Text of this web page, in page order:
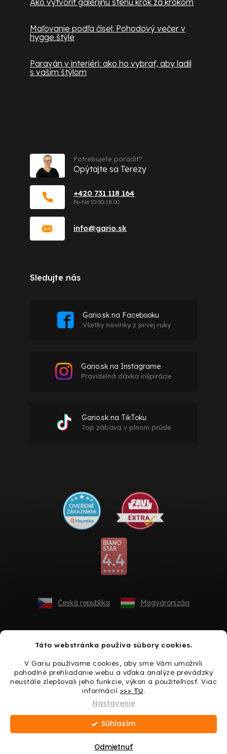
Táto webstránka používa súbory cookies.
V Gariu používame cookies, aby sme Vám umožnili
pohodlné prehliadanie webu a vďaka analýze prevádzky
neustále zlepšovali jeho funkcie, výkon a použiteľnosť. Viac
informácií >>> TU.
Nastavenie
Odmietnuť
Súhlasím
Darček ku každému nákupu → Urobte si radosť ešte
Maľovanie podľa čísel: Pohodový večer v
hygge štýle
Paraván v interiéri: ako ho vybrať, aby ladil
s vašim štýlom
info@gario.sk
+420 731 118 164
Potrebujete poradiť?
Opýtajte sa Terezy
Sledujte nás
Gario.sk na Facebooku
Všetky novinky z prvej ruky
Gario.sk na Instagrame
Pravidelná dávka inšpirácie
Gario.sk na TikToku
Top zábava v plnom prúde
Česká republika Magyarország
Vytvoril Shoptet
Copyright 2026Gario.sk. Všetky práva vyhradené.Upraviť
nastavenie cookies